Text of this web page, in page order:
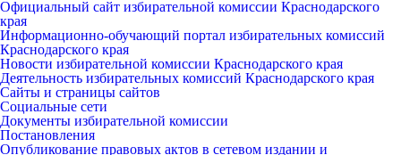
Официальный сайт избирательной комиссии Краснодарского
края
Информационно-обучающий портал избирательных комиссий
Краснодарского края
Новости избирательной комиссии Краснодарского края
Деятельность избирательных комиссий Краснодарского края
Сайты и страницы сайтов
Социальные сети
Документы избирательной комиссии
Постановления
Опубликование правовых актов в сетевом издании и